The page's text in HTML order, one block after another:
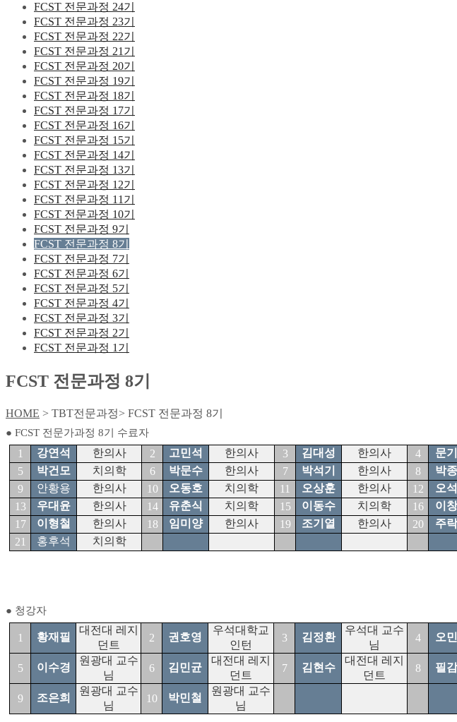
FCST 전문과정 24기
FCST 전문과정 23기
FCST 전문과정 22기
FCST 전문과정 21기
FCST 전문과정 20기
FCST 전문과정 19기
FCST 전문과정 18기
FCST 전문과정 17기
FCST 전문과정 16기
FCST 전문과정 15기
FCST 전문과정 14기
FCST 전문과정 13기
FCST 전문과정 12기
FCST 전문과정 11기
FCST 전문과정 10기
FCST 전문과정 9기
FCST 전문과정 8기
FCST 전문과정 7기
FCST 전문과정 6기
FCST 전문과정 5기
FCST 전문과정 4기
FCST 전문과정 3기
FCST 전문과정 2기
FCST 전문과정 1기
FCST 전문과정 8기
HOME > TBT전문과정> FCST 전문과정 8기
● FCST 전문가과정 8기 수료자
1 강연석 한의사 2 고민석 한의사 3 김대성 한의사 4 문
5
박건모 치의학 6 박문수 한의사 7 박석기 한의사 8 박
9
안황용 한의사 10 오동호 치의학 11 오상훈 한의사 12 오
13
우대윤 한의사 14 유춘식 치의학 15 이동수 치의학 16 이
17
이형철 한의사 18 임미양 한의사 19 조기열 한의사 20 주
21
홍후석 치의학
● 청강자
1 황재필
대전대 레지
던트
2 권호영
우석대학교
인턴
3 김정환
우석대 교수
님
4 오
5
이수경
원광대 교수
님
6 김민균
대전대 레지
던트
7 김현수
대전대 레지
던트
8 필
9 조은희
원광대 교수
님
10 박민철
원광대 교수
님